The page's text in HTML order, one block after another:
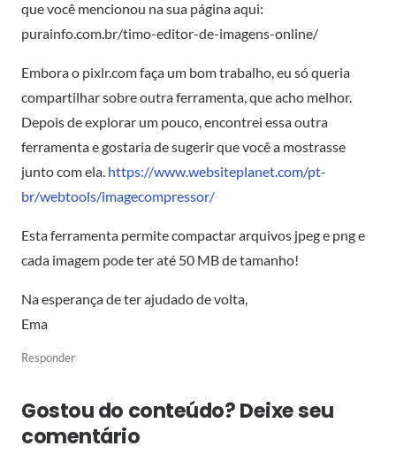
que você mencionou na sua página aqui:
purainfo.com.br/timo-editor-de-imagens-online/
Embora o pixlr.com faça um bom trabalho, eu só queria
compartilhar sobre outra ferramenta, que acho melhor.
Depois de explorar um pouco, encontrei essa outra
ferramenta e gostaria de sugerir que você a mostrasse
junto com ela. https://www.websiteplanet.com/pt-
br/webtools/imagecompressor/
Esta ferramenta permite compactar arquivos jpeg e png e
cada imagem pode ter até 50 MB de tamanho!
Na esperança de ter ajudado de volta,
Ema
Responder
Gostou do conteúdo? Deixe seu
comentário